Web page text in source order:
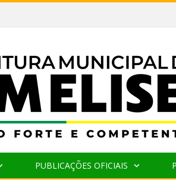
PUBLICAÇÕES OFICIAIS